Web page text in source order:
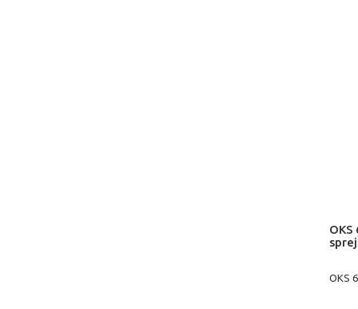
sprej
OKS